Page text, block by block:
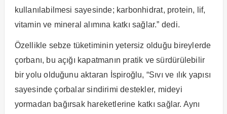
kullanılabilmesi sayesinde; karbonhidrat, protein, lif,
vitamin ve mineral alımına katkı sağlar.” dedi.
Özellikle sebze tüketiminin yetersiz olduğu bireylerde
çorbanı, bu açığı kapatmanın pratik ve sürdürülebilir
bir yolu olduğunu aktaran İspiroğlu, “Sıvı ve ılık yapısı
sayesinde çorbalar sindirimi destekler, mideyi
yormadan bağırsak hareketlerine katkı sağlar. Aynı